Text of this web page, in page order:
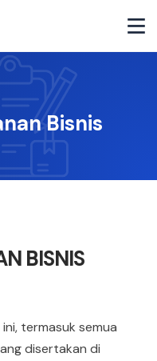
Bisnis
BISNIS
termasuk semua
disertakan di